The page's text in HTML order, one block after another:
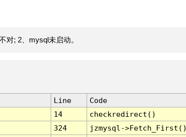
对; 2、mysql未启动。
Line
Code
14
checkredirect()
324
jzmysql-